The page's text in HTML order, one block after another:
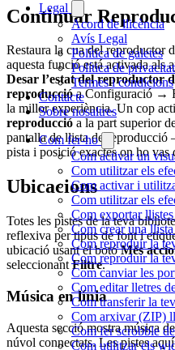
Legal
Acord de llicència
Avís Legal
Política de galetes
Política de privacitat
Termes i condicions
Contacte
Sobre nosaltres
Com fer-ho
Com activar un
Com utilitzar els
Com activar i
Com utilitzar els
Com exportar
Com crear una
Com reproduir la
Com reproduir la
Com canviar les
Com editar lletres
Com transferir la
Com arxivar (ZIP)
Com fer scrobble
Com utilitzar els
Continuar
Restaura la cua del reproductor
aquesta funció está activada als
Desar l’estat del reproductor
reproduccióa Configuració →
la millor experiència. Un cop
reproducció a la part superior
pantalla de llista de
pista i posició exactes on ho vas
Ubicacions
Totes les pistes de la teva
reflexiva per tipus de font i
ubicació usant el botóMés
seleccionantFiltre.
Música en línia
Aquesta secció mostra música
núvol connectats. Les pistes